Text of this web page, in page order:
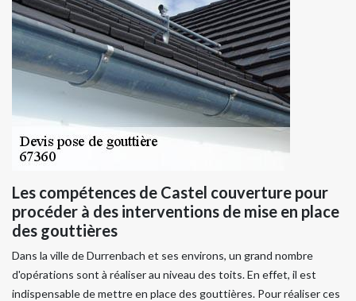
Les compétences de Castel couverture pour
procéder à des interventions de mise en place
des gouttières
Dans la ville de Durrenbach et ses environs, un grand nombre
d'opérations sont à réaliser au niveau des toits. En effet, il est
indispensable de mettre en place des gouttières. Pour réaliser ces